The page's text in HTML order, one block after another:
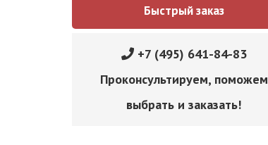
Быстрый заказ
+7 (495) 641-84-83
Проконсультируем, поможем
выбрать и заказать!